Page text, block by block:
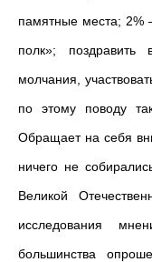
памятные места; 2%
полк»; поздравить
молчания,
по этому поводу
Обращает на себя
ничего не
Великой
исследования
большинства